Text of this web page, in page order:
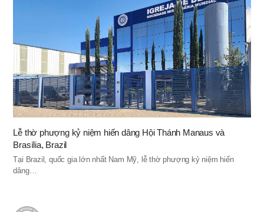
Lễ thờ phượng kỷ niệm hiến dâng Hội Thánh Manaus và
Brasília, Brazil
Tại Brazil, quốc gia lớn nhất Nam Mỹ, lễ thờ phượng kỷ niệm hiến
dâng…